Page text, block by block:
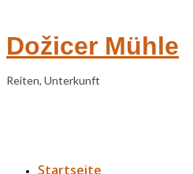
Dožicer Mühle
Reiten, Unterkunft
Startseite